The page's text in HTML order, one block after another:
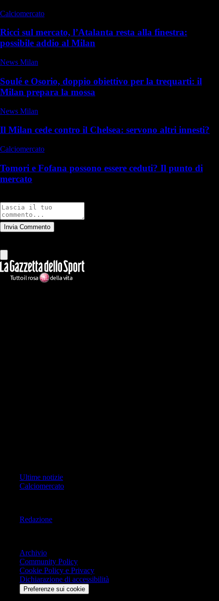
Calciomercato
Ricci sul mercato, l’Atalanta resta alla finestra:
possibile addio al Milan
News Milan
Soulé e Osorio, doppio obiettivo per la trequarti: il
Milan prepara la mossa
News Milan
Il Milan cede contro il Chelsea: servono altri innesti?
Calciomercato
Tomori e Fofana possono essere ceduti? Il punto di
mercato
Invia Commento
Ultime notizie
Calciomercato
Redazione
Archivio
Community Policy
Cookie Policy e Privacy
Dichiarazione di accessibilità
Preferenze sui cookie